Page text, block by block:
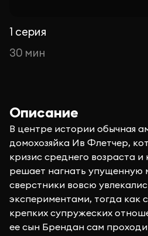
1 серия
30 мин
Описание
В центре истории обычная
домохозяйка Ив Флетчер,
кризис среднего возраста
решает нагнать упущенную
сверстники вовсю
экспериментами, тогда как
крепких супружеских
ее сын Брендан сам